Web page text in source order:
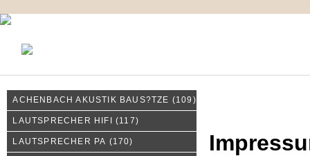
ACHENBACH AKUSTIK BAUS?TZE (109)
LAUTSPRECHER HIFI (117)
LAUTSPRECHER PA (170)